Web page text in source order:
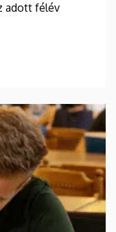
adott félév